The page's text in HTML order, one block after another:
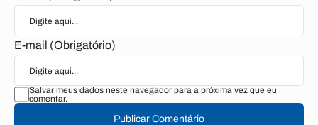
E-mail (Obrigatório)
Salvar meus dados neste navegador para a próxima vez que eu
comentar.
Publicar Comentário